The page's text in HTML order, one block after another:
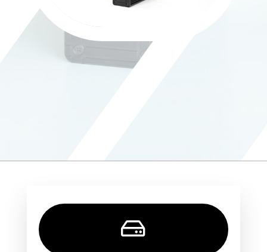
